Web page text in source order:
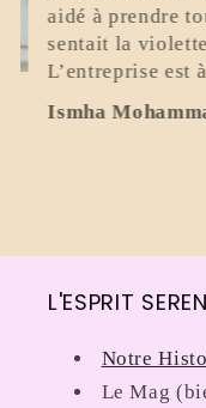
L'ESPRIT
Notre
Le Mag